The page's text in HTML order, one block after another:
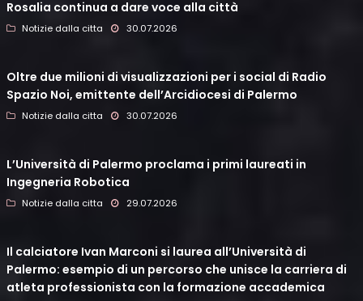
Rosalia continua a dare voce alla città
Notizie dalla citta 30.07.2026
Oltre due milioni di visualizzazioni per i social di Radio
Spazio Noi, emittente dell’Arcidiocesi di Palermo
Notizie dalla citta 30.07.2026
L’Università di Palermo proclama i primi laureati in
Ingegneria Robotica
Notizie dalla citta 29.07.2026
Il calciatore Ivan Marconi si laurea all’Università di
Palermo: esempio di un percorso che unisce la carriera di
atleta professionista con la formazione accademica